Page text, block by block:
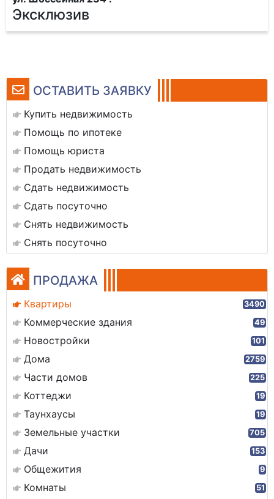
ОСТАВИТЬ ЗАЯВКУ
Купить недвижимость
Помощь по ипотеке
Помощь юриста
Продать недвижимость
Сдать недвижимость
Сдать посуточно
Снять недвижимость
Снять посуточно
ПРОДАЖА
Квартиры 3490
Коммерческие здания 49
Новостройки 101
Дома 2759
Части домов 225
Коттеджи 19
Таунхаусы 19
Земельные участки 705
Дачи 153
Общежития 9
Комнаты 51
Эксклюзив